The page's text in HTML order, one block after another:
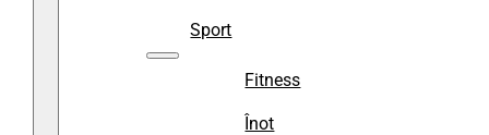
Sport
Fitness
Înot